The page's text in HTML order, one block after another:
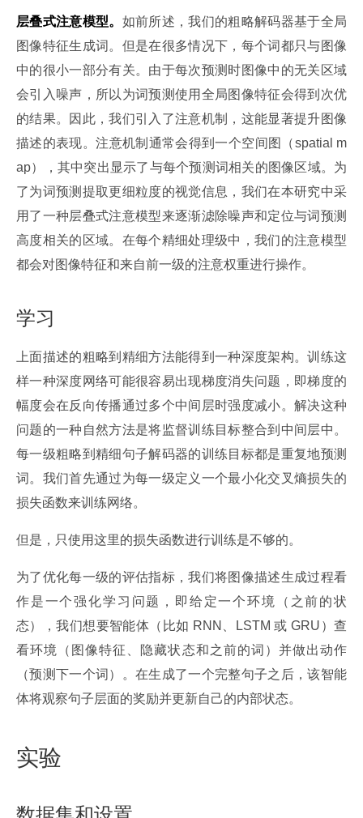
层叠式注意模型。 如前所述，我们的粗略解码器基于全局
图像特征生成词。但是在很多情况下，每个词都只与图像
中的很小一部分有关。由于每次预测时图像中的无关区域
会引入噪声，所以为词预测使用全局图像特征会得到次优
的结果。因此，我们引入了注意机制，这能显著提升图像
描述的表现。注意机制通常会得到一个空间图（spatial m
ap），其中突出显示了与每个预测词相关的图像区域。为
了为词预测提取更细粒度的视觉信息，我们在本研究中采
用了一种层叠式注意模型来逐渐滤除噪声和定位与词预测
高度相关的区域。在每个精细处理级中，我们的注意模型
都会对图像特征和来自前一级的注意权重进行操作。
学习
上面描述的粗略到精细方法能得到一种深度架构。训练这
样一种深度网络可能很容易出现梯度消失问题，即梯度的
幅度会在反向传播通过多个中间层时强度减小。解决这种
问题的一种自然方法是将监督训练目标整合到中间层中。
每一级粗略到精细句子解码器的训练目标都是重复地预测
词。我们首先通过为每一级定义一个最小化交叉熵损失的
损失函数来训练网络。
但是，只使用这里的损失函数进行训练是不够的。
为了优化每一级的评估指标，我们将图像描述生成过程看
作是一个强化学习问题，即给定一个环境（之前的状
态），我们想要智能体（比如 RNN、LSTM 或 GRU）查
看环境（图像特征、隐藏状态和之前的词）并做出动作
（预测下一个词）。在生成了一个完整句子之后，该智能
体将观察句子层面的奖励并更新自己的内部状态。
实验